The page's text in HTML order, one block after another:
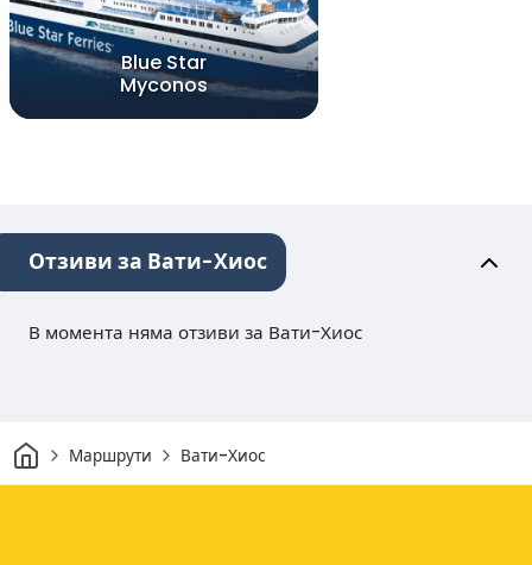
Blue Star
Myconos
Отзиви за Вати-Хиос
В момента няма отзиви за Вати-Хиос
Начало
Маршрути Вати-Хиос